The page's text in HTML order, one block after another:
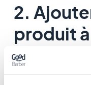
2.
produit
2. Dans le menu de